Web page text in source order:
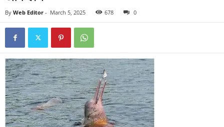
By Web Editor - March 5, 2025 678 0